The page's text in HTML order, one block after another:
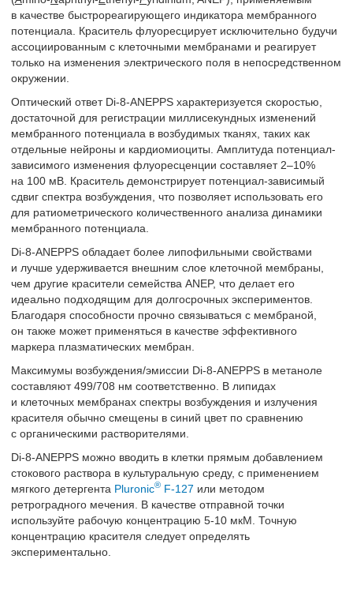
в качестве быстрореагирующего индикатора мембранного
потенциала. Краситель флуоресцирует исключительно будучи
ассоциированным с клеточными мембранами и реагирует
только на изменения электрического поля в непосредственном
окружении.
Оптический ответ Di-8-ANEPPS характеризуется скоростью,
достаточной для регистрации миллисекундных изменений
мембранного потенциала в возбудимых тканях, таких как
отдельные нейроны и кардиомиоциты. Амплитуда потенциал-
зависимого изменения флуоресценции составляет 2–10%
на 100 мВ. Краситель демонстрирует потенциал-зависимый
сдвиг спектра возбуждения, что позволяет использовать его
для ратиометрического количественного анализа динамики
мембранного потенциала.
Di-8-ANEPPS обладает более липофильными свойствами
и лучше удерживается внешним слое клеточной мембраны,
чем другие красители семейства ANEP, что делает его
идеально подходящим для долгосрочных экспериментов.
Благодаря способности прочно связываться с мембраной,
он также может применяться в качестве эффективного
маркера плазматических мембран.
Максимумы возбуждения/эмиссии Di-8-ANEPPS в метаноле
составляют 499/708 нм соответственно. В липидах
и клеточных мембранах спектры возбуждения и излучения
красителя обычно смещены в синий цвет по сравнению
с органическими растворителями.
Di-8-ANEPPS можно вводить в клетки прямым добавлением
стокового раствора в культуральную среду, с применением
мягкого детергента Pluronic® F-127 или методом
ретроградного мечения. В качестве отправной точки
используйте рабочую концентрацию 5-10 мкМ. Точную
концентрацию красителя следует определять
экспериментально.